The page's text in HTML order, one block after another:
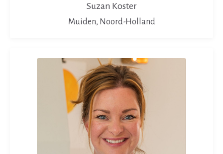
Suzan Koster
Muiden, Noord-Holland